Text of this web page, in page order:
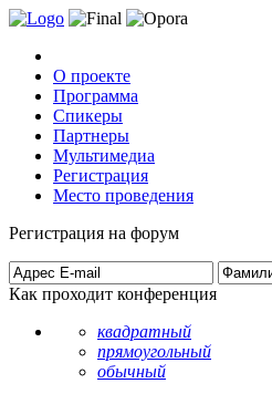
О проекте
Программа
Спикеры
Партнеры
Мультимедиа
Регистрация
Место проведения
Регистрация на форум
Как проходит конференция
квадратный
прямоугольный
обычный